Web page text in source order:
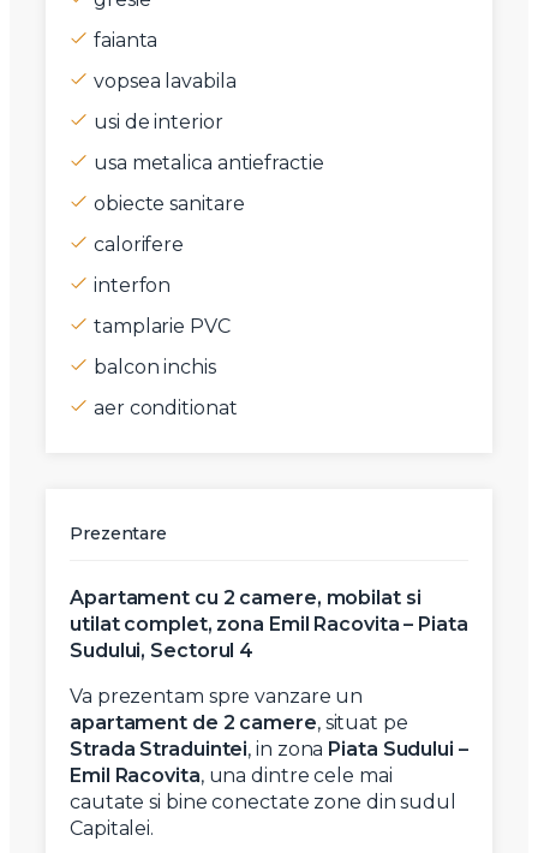
faianta
vopsea lavabila
usi de interior
usa metalica antiefractie
obiecte sanitare
calorifere
interfon
tamplarie PVC
balcon inchis
aer conditionat
Prezentare
Apartament cu 2 camere, mobilat si
utilat complet, zona Emil Racovita – Piata
Sudului, Sectorul 4
Va prezentam spre vanzare un
apartament de 2 camere, situat pe
Strada Straduintei, in zona Piata Sudului –
Emil Racovita, una dintre cele mai
cautate si bine conectate zone din sudul
Capitalei.